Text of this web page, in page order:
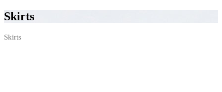
Skirts
Skirts